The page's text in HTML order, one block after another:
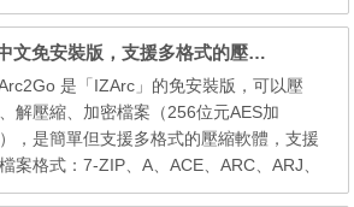
解壓縮：RAR、CAB、ISO、ARJ、LZ
、CHM、WIM、Z、CPIO、RPM、DEB 和
此外，7-Zip 還可以製作附檔名為 exe
動解壓縮檔、分割檔案以及建立具有密碼
功能的壓縮檔，是一套功能非常全面的壓
體。 7zip, 7zipportable, ...
IZArc2Go 4.6 繁體中文免安裝版，支援多格式的壓縮軟體
是「IZArc」的免安裝版，可以壓
解壓縮、加密檔案（256位元AES加
，是簡單但支援多格式的壓縮軟體，支援
案格式：7-ZIP、A、ACE、ARC、ARJ、
、BH、BIN、BZ2、BZA、C2D、CAB、